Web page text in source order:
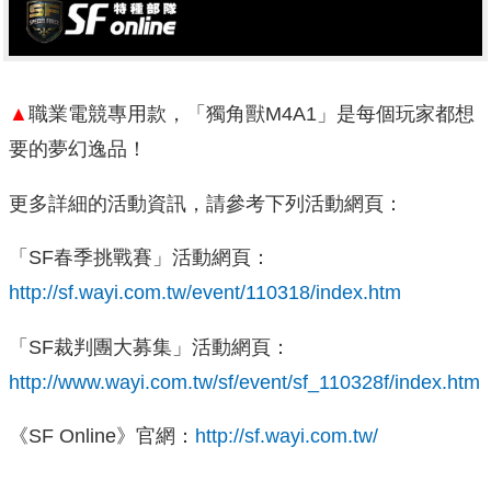
▲ 職業電競專用款，「獨角獸M4A1」是每個玩家都想
要的夢幻逸品！
更多詳細的活動資訊，請參考下列活動網頁：
「SF春季挑戰賽」活動網頁：
http://sf.wayi.com.tw/event/110318/index.htm
「SF裁判團大募集」活動網頁：
http://www.wayi.com.tw/sf/event/sf_110328f/index.htm
《SF Online》官網： http://sf.wayi.com.tw/